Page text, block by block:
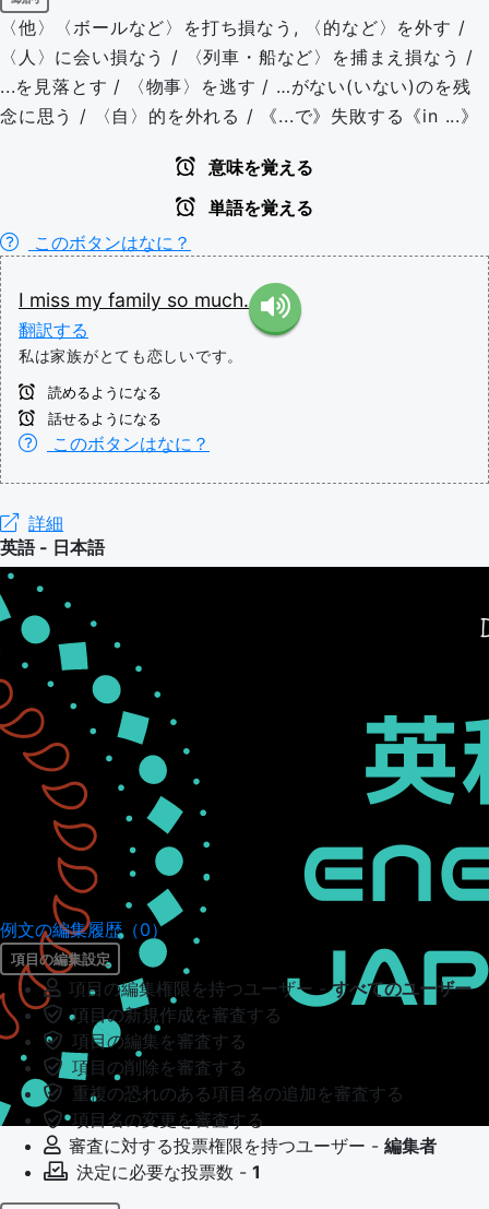
〈他〉〈ボールなど〉を打ち損なう, 〈的など〉を外す /
〈人〉に会い損なう / 〈列車・船など〉を捕まえ損なう /
...を見落とす / 〈物事〉を逃す / …がない(いない)のを残
念に思う / 〈自〉的を外れる / 《...で》失敗する《in ...》
意味を覚える
単語を覚える
このボタンはなに？
I miss my family so much.
翻訳する
私は家族がとても恋しいです。
読めるようになる
話せるようになる
このボタンはなに？
詳細
英語 - 日本語
例文の編集履歴（0）
項目の編集設定
項目の編集権限を持つユーザー -すべてのユーザー
項目の新規作成を審査する
項目の編集を審査する
項目の削除を審査する
重複の恐れのある項目名の追加を審査する
項目名の変更を審査する
審査に対する投票権限を持つユーザー - 編集者
決定に必要な投票数 - 1